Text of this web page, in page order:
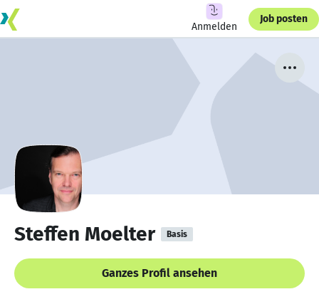
Anmelden
Job posten
Steffen Moelter Basis
Ganzes Profil ansehen